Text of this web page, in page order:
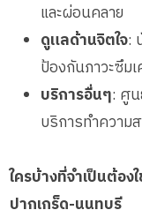
และผ่อนคลาย
ดูแลด้านจิตใจ:
ป้องกันภาวะซึม
บริการอื่นๆ: ศู
บริการทำความ
ใครบ้างที่จำเป็นต้อ
ปากเกร็ด-นนทบุรี